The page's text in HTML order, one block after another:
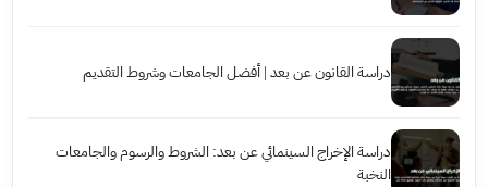
دراسة القانون عن بعد | أفضل الجامعات وشروط التقديم
دراسة الإخراج السينمائي عن بعد: الشروط والرسوم والجامعات
النخبة